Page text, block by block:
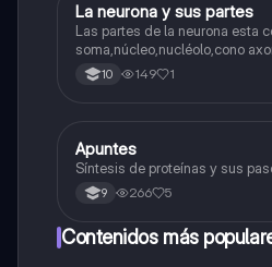
Biologia
La neurona y sus partes
Las partes de la neurona esta
soma,núcleo,nucléolo,cono
mielina,celula schwan,núcleo
Ranvier,terminal axonico
10 149 1
Biologia
Apuntes
Síntesis de proteínas y sus
9 266 5
Contenidos más